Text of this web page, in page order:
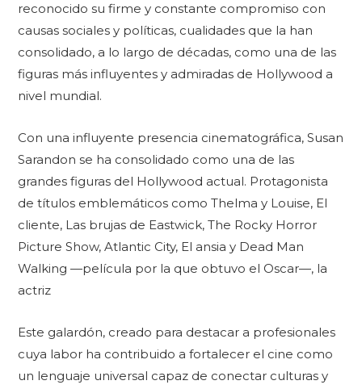
reconocido su firme y constante compromiso con
causas sociales y políticas, cualidades que la han
consolidado, a lo largo de décadas, como una de las
figuras más influyentes y admiradas de Hollywood a
nivel mundial.
Con una influyente presencia cinematográfica, Susan
Sarandon se ha consolidado como una de las
grandes figuras del Hollywood actual. Protagonista
de títulos emblemáticos como Thelma y Louise, El
cliente, Las brujas de Eastwick, The Rocky Horror
Picture Show, Atlantic City, El ansia y Dead Man
Walking —película por la que obtuvo el Oscar—, la
actriz
Este galardón, creado para destacar a profesionales
cuya labor ha contribuido a fortalecer el cine como
un lenguaje universal capaz de conectar culturas y